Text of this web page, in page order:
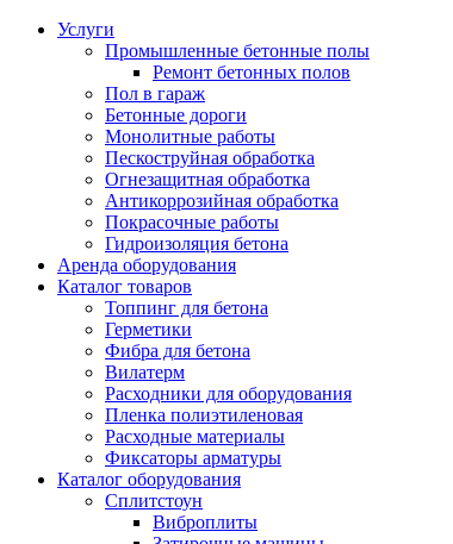
Услуги
Промышленные бетонные полы
Ремонт бетонных полов
Пол в гараж
Бетонные дороги
Монолитные работы
Пескоструйная обработка
Огнезащитная обработка
Антикоррозийная обработка
Покрасочные работы
Гидроизоляция бетона
Аренда оборудования
Каталог товаров
Топпинг для бетона
Герметики
Фибра для бетона
Вилатерм
Расходники для оборудования
Пленка полиэтиленовая
Расходные материалы
Фиксаторы арматуры
Каталог оборудования
Сплитстоун
Виброплиты